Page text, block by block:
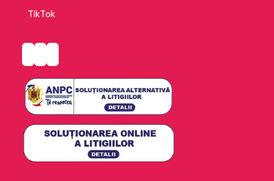
TikTok